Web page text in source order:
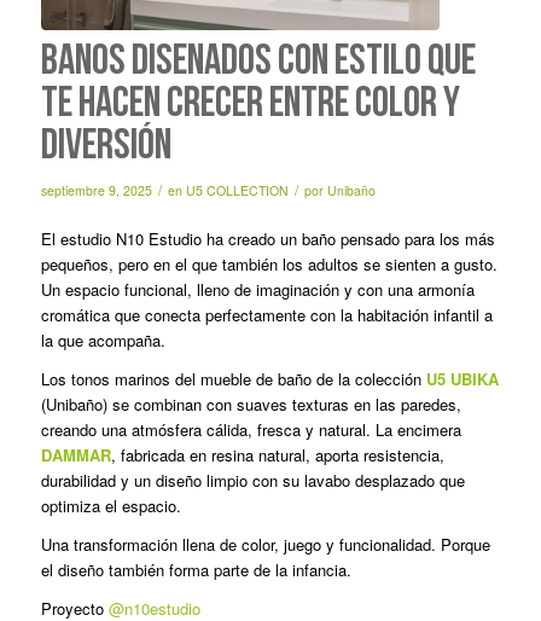
BAÑOS DISEÑADOS CON ESTILO QUE
TE HACEN CRECER ENTRE COLOR Y
DIVERSIÓN
septiembre 9, 2025 / en U5 COLLECTION / por Unibaño
El estudio N10 Estudio ha creado un baño pensado para los más
pequeños, pero en el que también los adultos se sienten a gusto.
Un espacio funcional, lleno de imaginación y con una armonía
cromática que conecta perfectamente con la habitación infantil a
la que acompaña.
Los tonos marinos del mueble de baño de la colección U5 UBIKA
(Unibaño) se combinan con suaves texturas en las paredes,
creando una atmósfera cálida, fresca y natural. La encimera
DAMMAR, fabricada en resina natural, aporta resistencia,
durabilidad y un diseño limpio con su lavabo desplazado que
optimiza el espacio.
Una transformación llena de color, juego y funcionalidad. Porque
el diseño también forma parte de la infancia.
Proyecto @n10estudio